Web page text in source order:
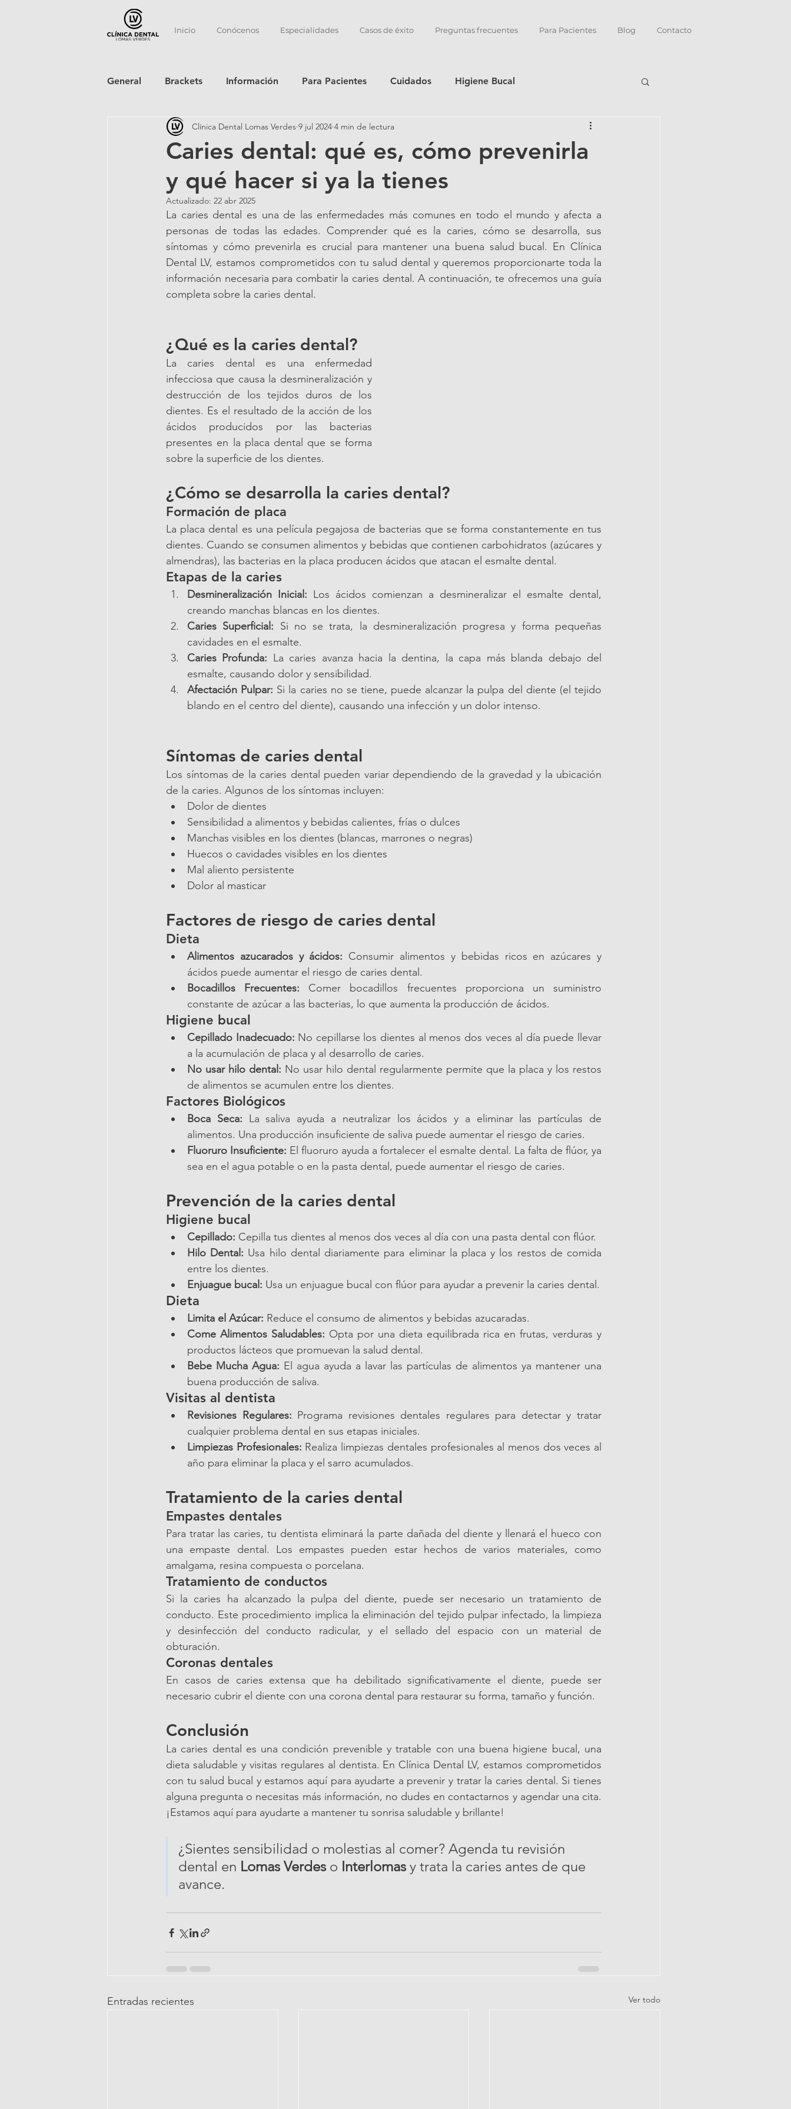
Inicio Conócenos Especialidades Casos de éxito Preguntas frecuentes Para Pacientes Blog Contacto
General Brackets Información Para Pacientes Cuidados Higiene Bucal
Caries dental: qué es, cómo prevenirla
y qué hacer si ya la tienes
Clínica Dental Lomas Verdes 9 jul 2024 4 min de lectura
Actualizado: 22 abr 2025
La caries dental es una de las enfermedades más comunes en todo el mundo y afecta a
personas de todas las edades. Comprender qué es la caries, cómo se desarrolla, sus
síntomas y cómo prevenirla es crucial para mantener una buena salud bucal. En Clínica
Dental LV, estamos comprometidos con tu salud dental y queremos proporcionarte toda la
información necesaria para combatir la caries dental. A continuación, te ofrecemos una guía
completa sobre la caries dental.
¿Qué es la caries dental?
La caries dental es una enfermedad
infecciosa que causa la desmineralización y
destrucción de los tejidos duros de los
dientes. Es el resultado de la acción de los
ácidos producidos por las bacterias
presentes en la placa dental que se forma
sobre la superficie de los dientes.
¿Cómo se desarrolla la caries dental?
Formación de placa
La placa dental es una película pegajosa de bacterias que se forma constantemente en tus
dientes. Cuando se consumen alimentos y bebidas que contienen carbohidratos (azúcares y
almendras), las bacterias en la placa producen ácidos que atacan el esmalte dental.
Etapas de la caries
Desmineralización Inicial: Los ácidos comienzan a desmineralizar el esmalte dental,
creando manchas blancas en los dientes.
Caries Superficial: Si no se trata, la desmineralización progresa y forma pequeñas
cavidades en el esmalte.
Caries Profunda: La caries avanza hacia la dentina, la capa más blanda debajo del
esmalte, causando dolor y sensibilidad.
Afectación Pulpar: Si la caries no se tiene, puede alcanzar la pulpa del diente (el tejido
blando en el centro del diente), causando una infección y un dolor intenso.
Síntomas de caries dental
Los síntomas de la caries dental pueden variar dependiendo de la gravedad y la ubicación
de la caries. Algunos de los síntomas incluyen:
Dolor de dientes
Sensibilidad a alimentos y bebidas calientes, frías o dulces
Manchas visibles en los dientes (blancas, marrones o negras)
Huecos o cavidades visibles en los dientes
Mal aliento persistente
Dolor al masticar
Factores de riesgo de caries dental
Dieta
Alimentos azucarados y ácidos: Consumir alimentos y bebidas ricos en azúcares y
ácidos puede aumentar el riesgo de caries dental.
Bocadillos Frecuentes: Comer bocadillos frecuentes proporciona un suministro
constante de azúcar a las bacterias, lo que aumenta la producción de ácidos.
Higiene bucal
Cepillado Inadecuado: No cepillarse los dientes al menos dos veces al día puede llevar
a la acumulación de placa y al desarrollo de caries.
No usar hilo dental: No usar hilo dental regularmente permite que la placa y los restos
de alimentos se acumulen entre los dientes.
Factores Biológicos
Boca Seca: La saliva ayuda a neutralizar los ácidos y a eliminar las partículas de
alimentos. Una producción insuficiente de saliva puede aumentar el riesgo de caries.
Fluoruro Insuficiente: El fluoruro ayuda a fortalecer el esmalte dental. La falta de flúor, ya
sea en el agua potable o en la pasta dental, puede aumentar el riesgo de caries.
Prevención de la caries dental
Higiene bucal
Cepillado: Cepilla tus dientes al menos dos veces al día con una pasta dental con flúor.
Hilo Dental: Usa hilo dental diariamente para eliminar la placa y los restos de comida
entre los dientes.
Enjuague bucal: Usa un enjuague bucal con flúor para ayudar a prevenir la caries dental.
Dieta
Limita el Azúcar: Reduce el consumo de alimentos y bebidas azucaradas.
Come Alimentos Saludables: Opta por una dieta equilibrada rica en frutas, verduras y
productos lácteos que promuevan la salud dental.
Bebe Mucha Agua: El agua ayuda a lavar las partículas de alimentos ya mantener una
buena producción de saliva.
Visitas al dentista
Revisiones Regulares: Programa revisiones dentales regulares para detectar y tratar
cualquier problema dental en sus etapas iniciales.
Limpiezas Profesionales: Realiza limpiezas dentales profesionales al menos dos veces al
año para eliminar la placa y el sarro acumulados.
Tratamiento de la caries dental
Empastes dentales
Para tratar las caries, tu dentista eliminará la parte dañada del diente y llenará el hueco con
una empaste dental. Los empastes pueden estar hechos de varios materiales, como
amalgama, resina compuesta o porcelana.
Tratamiento de conductos
Si la caries ha alcanzado la pulpa del diente, puede ser necesario un tratamiento de
conducto. Este procedimiento implica la eliminación del tejido pulpar infectado, la limpieza
y desinfección del conducto radicular, y el sellado del espacio con un material de
obturación.
Coronas dentales
En casos de caries extensa que ha debilitado significativamente el diente, puede ser
necesario cubrir el diente con una corona dental para restaurar su forma, tamaño y función.
Conclusión
La caries dental es una condición prevenible y tratable con una buena higiene bucal, una
dieta saludable y visitas regulares al dentista. En Clínica Dental LV, estamos comprometidos
con tu salud bucal y estamos aquí para ayudarte a prevenir y tratar la caries dental. Si tienes
alguna pregunta o necesitas más información, no dudes en contactarnos y agendar una cita.
¡Estamos aquí para ayudarte a mantener tu sonrisa saludable y brillante!
¿Sientes sensibilidad o molestias al comer? Agenda tu revisión
dental en Lomas Verdes o Interlomas y trata la caries antes de que
avance.
Entradas recientes Ver todo